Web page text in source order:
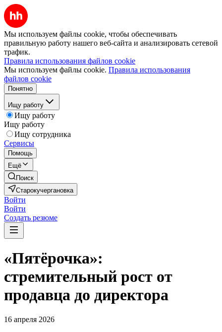
Мы используем файлы cookie, чтобы обеспечивать
правильную работу нашего веб-сайта и анализировать сетевой
трафик.
Правила использования файлов cookie
Мы используем файлы cookie. Правила использования
файлов cookie
Понятно
Ищу работу
Ищу работу
Ищу работу
Ищу сотрудника
Сервисы
Помощь
Ещё
Поиск
Старокучергановка
Войти
Войти
Создать резюме
«Пятёрочка»:
стремительный рост от
продавца до директора
16 апреля 2026